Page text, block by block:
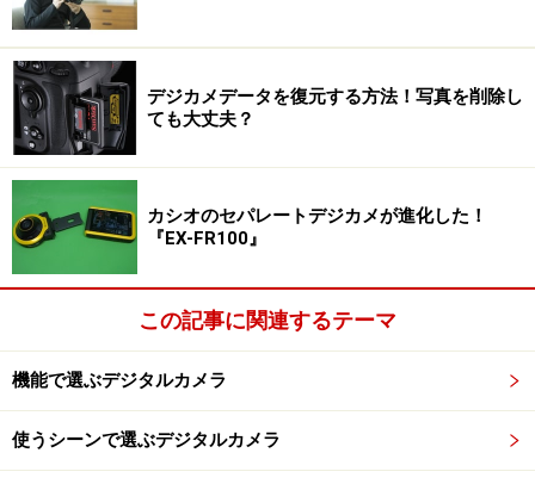
デジカメデータを復元する方法！写真を削除し
ても大丈夫？
カシオのセパレートデジカメが進化した！
『EX-FR100』
この記事に関連するテーマ
機能で選ぶデジタルカメラ
使うシーンで選ぶデジタルカメラ